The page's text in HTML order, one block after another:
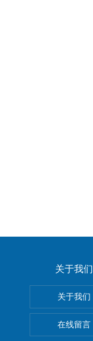
关于我们
关于我们
在线留言